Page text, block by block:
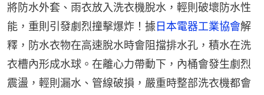
將防水外套、雨衣放入洗衣機脫水，輕則破壞防水性
能，重則引發劇烈撞擊爆炸！據 日本電器工業協會解
釋，防水衣物在高速脫水時會阻擋排水孔，積水在洗
衣槽內形成水球。在離心力帶動下，內桶會發生劇烈
震盪，輕則漏水、管線破損，嚴重時整部洗衣機都會